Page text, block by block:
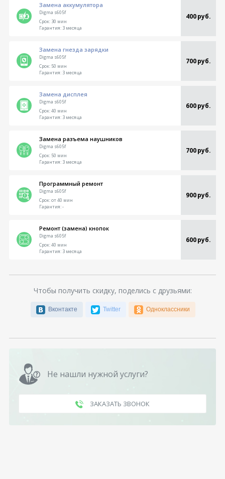
Замена аккумулятора
Digma s605f 400 руб.
Срок:30 мин
Гарантия:3 месяца
Замена гнезда зарядки
Digma s605f 700 руб.
Срок:50 мин
Гарантия:3 месяца
Замена дисплея
Digma s605f 600 руб.
Срок:40 мин
Гарантия:3 месяца
Замена разъема наушников
Digma s605f 700 руб.
Срок:50 мин
Гарантия:3 месяца
Программный ремонт
Digma s605f 900 руб.
Срок:от 40 мин
Гарантия:-
Ремонт (замена) кнопок
Digma s605f 600 руб.
Срок:40 мин
Гарантия:3 месяца
Чтобы получить скидку, поделись с друзьями:
Вконтакте Twitter Одноклассники
Не нашли нужной услуги?
ЗАКАЗАТЬ ЗВОНОК